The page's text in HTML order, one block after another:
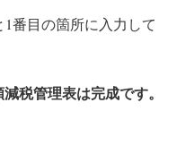
番目の箇所に入力して
税管理表は完成です。